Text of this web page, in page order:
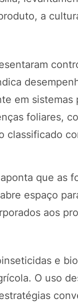
a
em
foliares,
classificado
que as
espaço
aos
e
O uso